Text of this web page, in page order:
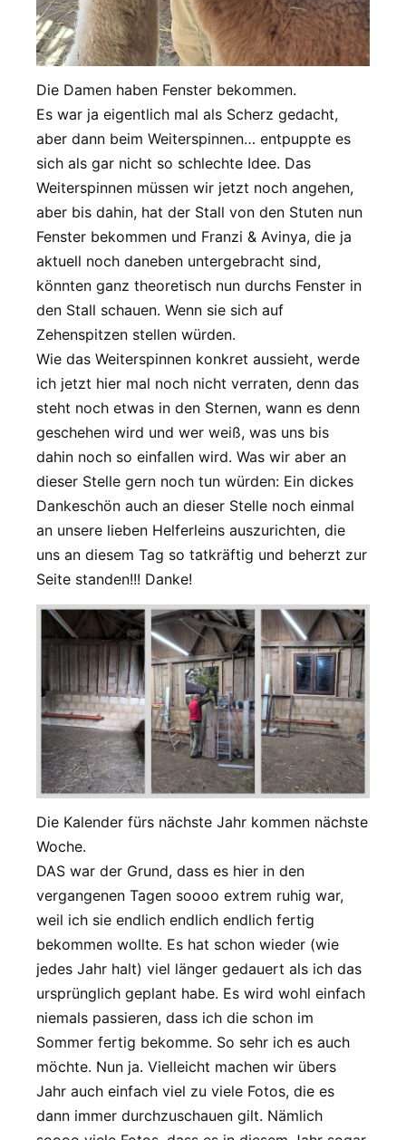
Die Damen haben Fenster bekommen.
Es war ja eigentlich mal als Scherz gedacht,
aber dann beim Weiterspinnen… entpuppte es
sich als gar nicht so schlechte Idee. Das
Weiterspinnen müssen wir jetzt noch angehen,
aber bis dahin, hat der Stall von den Stuten nun
Fenster bekommen und Franzi & Avinya, die ja
aktuell noch daneben untergebracht sind,
könnten ganz theoretisch nun durchs Fenster in
den Stall schauen. Wenn sie sich auf
Zehenspitzen stellen würden.
Wie das Weiterspinnen konkret aussieht, werde
ich jetzt hier mal noch nicht verraten, denn das
steht noch etwas in den Sternen, wann es denn
geschehen wird und wer weiß, was uns bis
dahin noch so einfallen wird. Was wir aber an
dieser Stelle gern noch tun würden: Ein dickes
Dankeschön auch an dieser Stelle noch einmal
an unsere lieben Helferleins auszurichten, die
uns an diesem Tag so tatkräftig und beherzt zur
Seite standen!!! Danke!
Die Kalender fürs nächste Jahr kommen nächste
Woche.
DAS war der Grund, dass es hier in den
vergangenen Tagen soooo extrem ruhig war,
weil ich sie endlich endlich endlich fertig
bekommen wollte. Es hat schon wieder (wie
jedes Jahr halt) viel länger gedauert als ich das
ursprünglich geplant habe. Es wird wohl einfach
niemals passieren, dass ich die schon im
Sommer fertig bekomme. So sehr ich es auch
möchte. Nun ja. Vielleicht machen wir übers
Jahr auch einfach viel zu viele Fotos, die es
dann immer durchzuschauen gilt. Nämlich